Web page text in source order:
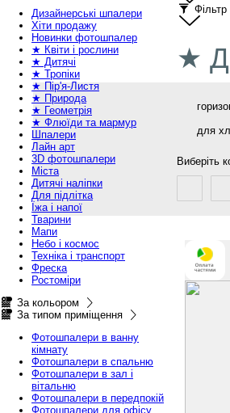
Дизайнерські шпалери
Хіти продажу
Новинки фотошпалер
★ Квіти і рослини
★ Дитячі
★ Тропіки
★ Пір'я-Листя
★ Природа
★ Геометрія
★ Флюїди та мармур
Шпалери
Лайн арт
3D фотошпалери
Міста
Дитячі наліпки
Для підлітка
Їжа і напої
Тварини
Мапи
Небо і космос
Техніка і транспорт
Фреска
Ростоміри
За кольором
За типом приміщення
Фотошпалери в ванну
кімнату
Фотошпалери в спальню
Фотошпалери в зал і
вітальню
Фотошпалери в передпокій
Фотошпалери для офісу
Фільтр
★
для
Виберіть